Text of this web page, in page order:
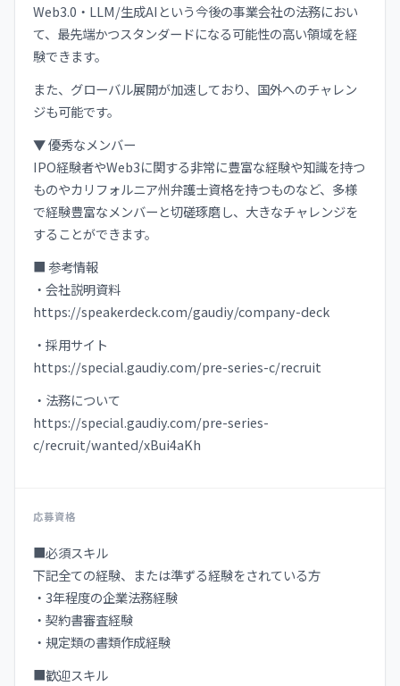
Web3.0・LLM/生成AIという今後の事業会社の法務におい
て、最先端かつスタンダードになる可能性の高い領域を経
験できます。
また、グローバル展開が加速しており、国外へのチャレン
ジも可能です。
▼ 優秀なメンバー
IPO経験者やWeb3に関する非常に豊富な経験や知識を持つ
ものやカリフォルニア州弁護士資格を持つものなど、多様
で経験豊富なメンバーと切磋琢磨し、大きなチャレンジを
することができます。
■ 参考情報
・会社説明資料
https://speakerdeck.com/gaudiy/company-deck
・採用サイト
https://special.gaudiy.com/pre-series-c/recruit
・法務について
https://special.gaudiy.com/pre-series-
c/recruit/wanted/xBui4aKh
応募資格
■必須スキル
下記全ての経験、または準ずる経験をされている方
・3年程度の企業法務経験
・契約書審査経験
・規定類の書類作成経験
■歓迎スキル